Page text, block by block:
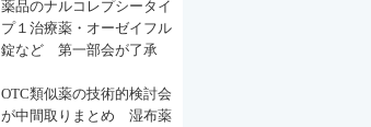
薬品のナルコレプシータイ
プ１治療薬・オーゼイフル
錠など 第一部会が了承
OTC類似薬の技術的検討会
が中間取りまとめ 湿布薬